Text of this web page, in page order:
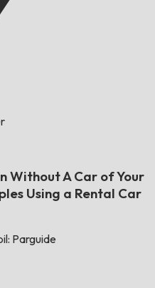
Without A Car of Your
Using a Rental Car
Parguide